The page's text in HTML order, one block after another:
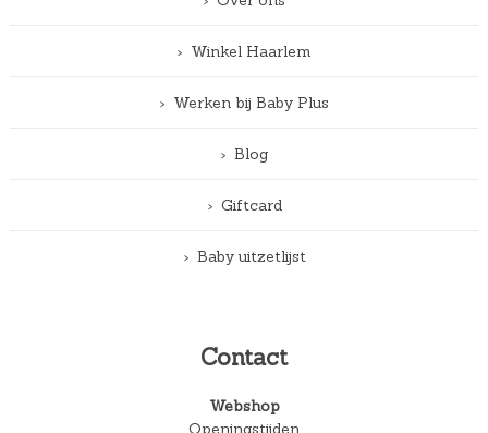
Winkel Haarlem
Werken bij Baby Plus
Blog
Giftcard
Baby uitzetlijst
Contact
Webshop
Openingstijden